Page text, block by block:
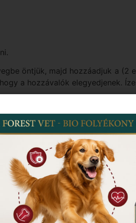
öntjük, majd hozzáadjuk a (2
a hozzávalók elegyedjenek.